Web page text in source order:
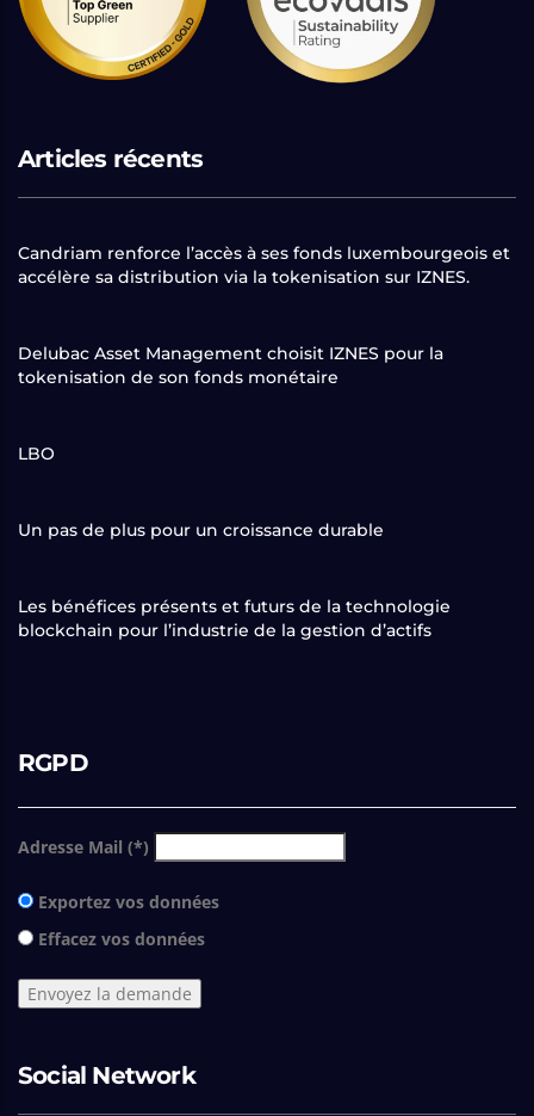
Articles récents
Candriam renforce l’accès à ses fonds luxembourgeois et
accélère sa distribution via la tokenisation sur IZNES.
Delubac Asset Management choisit IZNES pour la
tokenisation de son fonds monétaire
LBO
Un pas de plus pour un croissance durable
Les bénéfices présents et futurs de la technologie
blockchain pour l’industrie de la gestion d’actifs
RGPD
Adresse Mail (*)
Exportez vos données
Effacez vos données
Social Network